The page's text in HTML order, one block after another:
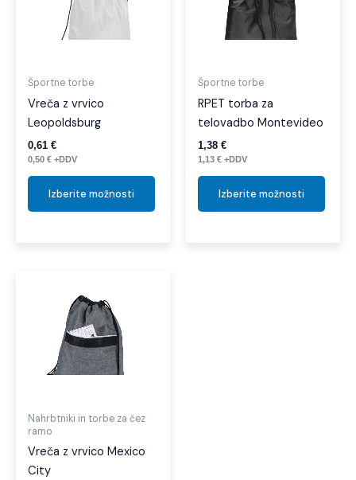
Športne torbe
Vreča z vrvico
Leopoldsburg
0,61 €
0,50 € +DDV
Izberite možnosti
izbereteŠportne torbe
RPET torba za
telovadbo Montevideo
1,38 €
1,13 € +DDV
Izberite možnosti
Nahrbtniki in torbe za čez
ramo
Vreča z vrvico Mexico
City